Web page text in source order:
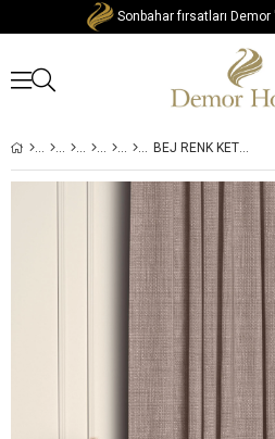
Sonbahar fırsatları
BEJ RENK KETEN DOKULU YÜKSEK KALITE FON PERDE EKSTRAFOR BÜZGÜLÜ